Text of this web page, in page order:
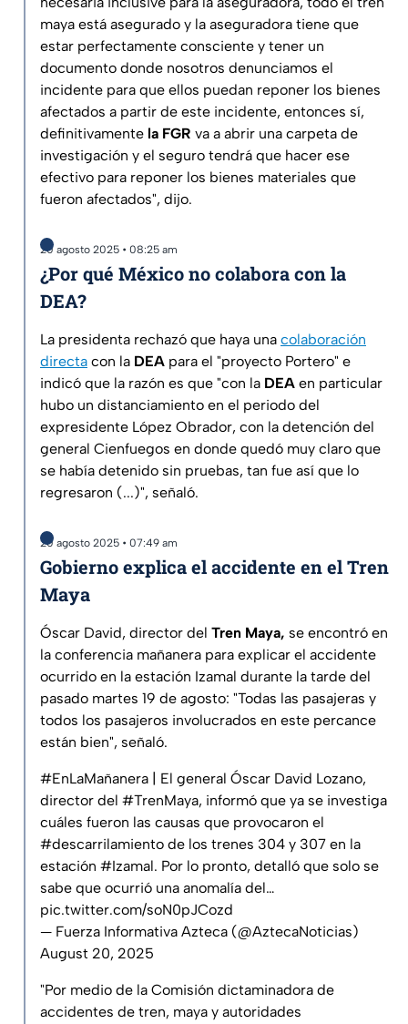
maya está asegurado y la aseguradora tiene que
estar perfectamente consciente y tener un
documento donde nosotros denunciamos el
incidente para que ellos puedan reponer los bienes
afectados a partir de este incidente, entonces sí,
definitivamente la FGR va a abrir una carpeta de
investigación y el seguro tendrá que hacer ese
efectivo para reponer los bienes materiales que
fueron afectados", dijo.
20 agosto 2025 • 08:25 am
¿Por qué México no colabora con la
DEA?
La presidenta rechazó que haya una colaboración
directa con la DEA para el "proyecto Portero" e
indicó que la razón es que "con la DEA en particular
hubo un distanciamiento en el periodo del
expresidente López Obrador, con la detención del
general Cienfuegos en donde quedó muy claro que
se había detenido sin pruebas, tan fue así que lo
regresaron (...)", señaló.
20 agosto 2025 • 07:49 am
Gobierno explica el accidente en el Tren
Maya
Óscar David, director del Tren Maya, se encontró en
la conferencia mañanera para explicar el accidente
ocurrido en la estación Izamal durante la tarde del
pasado martes 19 de agosto: "Todas las pasajeras y
todos los pasajeros involucrados en este percance
están bien", señaló.
#EnLaMañanera | El general Óscar David Lozano,
director del #TrenMaya, informó que ya se investiga
cuáles fueron las causas que provocaron el
#descarrilamiento de los trenes 304 y 307 en la
estación #Izamal. Por lo pronto, detalló que solo se
sabe que ocurrió una anomalía del…
pic.twitter.com/soN0pJCozd
— Fuerza Informativa Azteca (@AztecaNoticias)
August 20, 2025
"Por medio de la Comisión dictaminadora de
accidentes de tren, maya y autoridades